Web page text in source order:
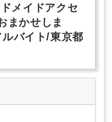
メイドアクセ
まかせしま
バイト/東京都